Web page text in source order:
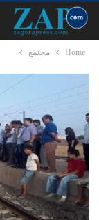
Home مجتمع